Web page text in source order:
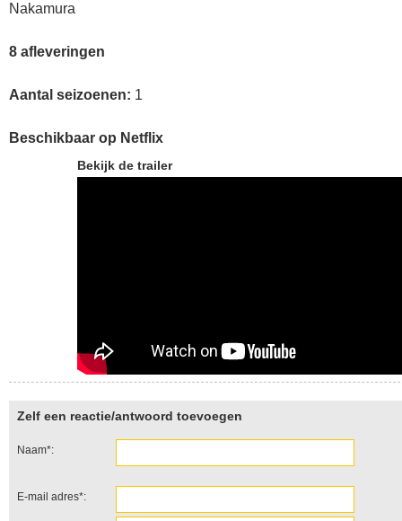
Nakamura
8 afleveringen
Aantal seizoenen: 1
Beschikbaar op Netflix
Bekijk de trailer
Zelf een reactie/antwoord toevoegen
Naam*:
E-mail adres*: